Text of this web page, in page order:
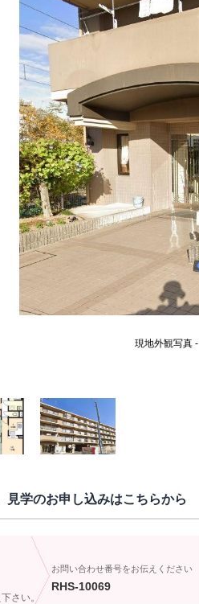
現地外観写真 -
見学のお申し込みはこちらから
下さい。
お問い合わせ番号をお伝えください
RHS-10069